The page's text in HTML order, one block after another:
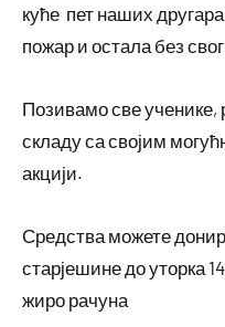
куће пет наших другара
пожар и остала без
Позивамо све
складу са својим
акцији.
Средства можете
старјешине до уторка
жиро рачуна